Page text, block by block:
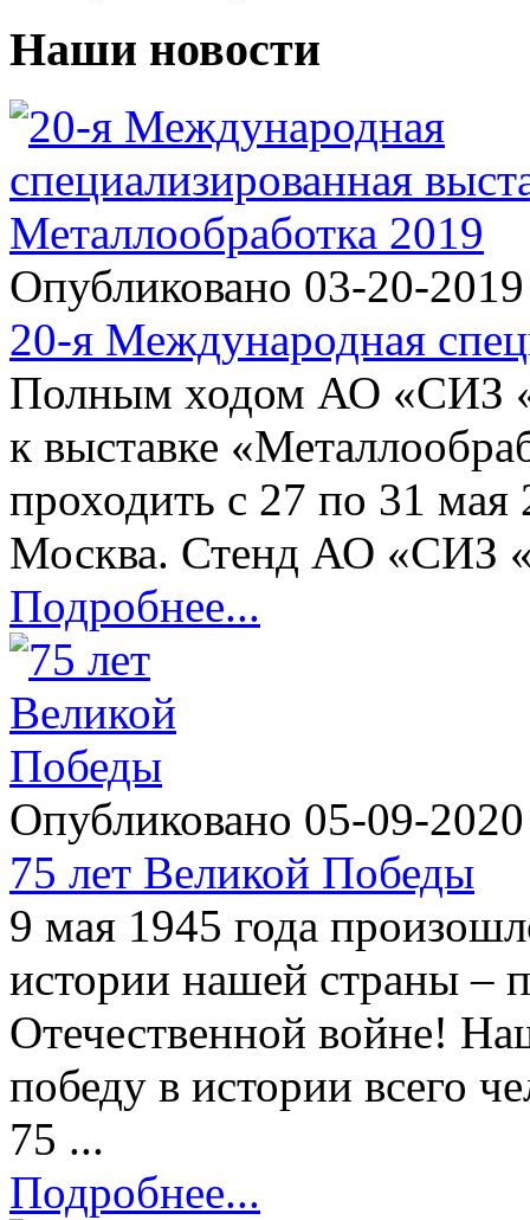
Наши новости
Опубликовано 03-20-
20-я Международная
Полным ходом АО «СИЗ
к выставке
проходить с 27 по 31
Москва. Стенд АО «СИЗ
Подробнее...
Опубликовано 05-09-
75 лет Великой Победы
9 мая 1945 года
истории нашей страны –
Отечественной войне!
победу в истории всего
75 ...
Подробнее...